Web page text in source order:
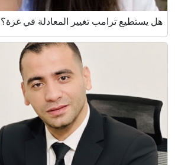
هل يستطيع ترامب تغيير المعادلة في